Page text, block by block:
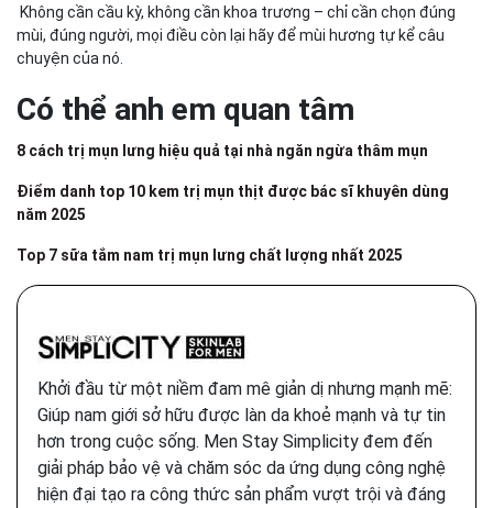
Không cần cầu kỳ, không cần khoa trương – chỉ cần chọn đúng
mùi, đúng người, mọi điều còn lại hãy để mùi hương tự kể câu
chuyện của nó.
Có thể anh em quan tâm
8 cách trị mụn lưng hiệu quả tại nhà ngăn ngừa thâm mụn
Điểm danh top 10 kem trị mụn thịt được bác sĩ khuyên dùng
năm 2025
Top 7 sữa tắm nam trị mụn lưng chất lượng nhất 2025
Khởi đầu từ một niềm đam mê giản dị nhưng mạnh mẽ:
Giúp nam giới sở hữu được làn da khoẻ mạnh và tự tin
hơn trong cuộc sống. Men Stay Simplicity đem đến
giải pháp bảo vệ và chăm sóc da ứng dụng công nghệ
hiện đại tạo ra công thức sản phẩm vượt trội và đáng